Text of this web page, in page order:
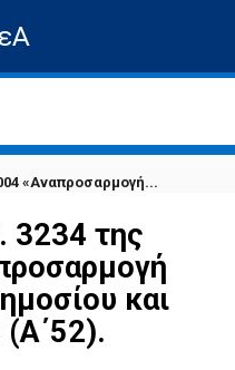
«Αναπροσαρμογή...
της
και
(Α΄52).